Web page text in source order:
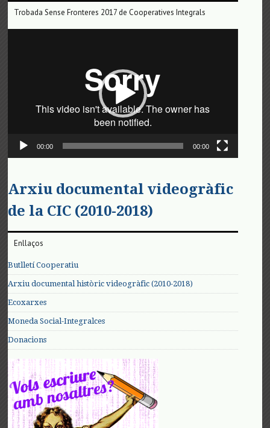
Trobada Sense Fronteres 2017 de Cooperatives Integrals
00:00 00:00
Arxiu documental videogràfic
de la CIC (2010-2018)
Enllaços
Butlletí Cooperatiu
Arxiu documental històric videogràfic (2010-2018)
Ecoxarxes
Moneda Social-Integralces
Donacions